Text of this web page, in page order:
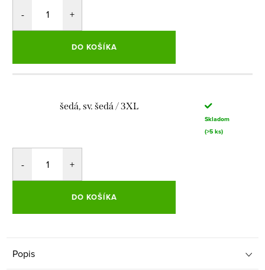
DO KOŠÍKA
šedá, sv. šedá / 3XL
Skladom
(>5 ks)
DO KOŠÍKA
Popis